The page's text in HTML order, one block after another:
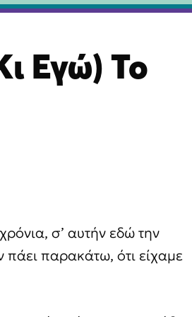
Εγώ) Το
σ’ αυτήν εδώ την
πάει παρακάτω, ότι είχαμε